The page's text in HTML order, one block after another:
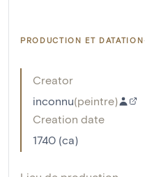
PRODUCTION ET DATATION
Creator
inconnu(peintre)
Creation date
1740 (ca)